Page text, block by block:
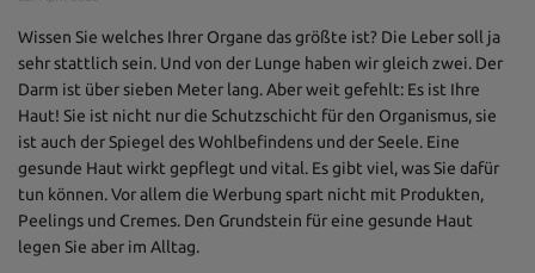
Wissen Sie welches Ihrer Organe das größte ist? Die Leber soll ja
sehr stattlich sein. Und von der Lunge haben wir gleich zwei. Der
Darm ist über sieben Meter lang. Aber weit gefehlt: Es ist Ihre
Haut! Sie ist nicht nur die Schutzschicht für den Organismus, sie
ist auch der Spiegel des Wohlbefindens und der Seele. Eine
gesunde Haut wirkt gepflegt und vital. Es gibt viel, was Sie dafür
tun können. Vor allem die Werbung spart nicht mit Produkten,
Peelings und Cremes. Den Grundstein für eine gesunde Haut
legen Sie aber im Alltag.